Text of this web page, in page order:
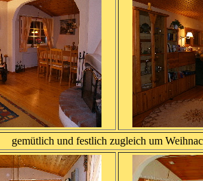
gemütlich und festlich zugleich um